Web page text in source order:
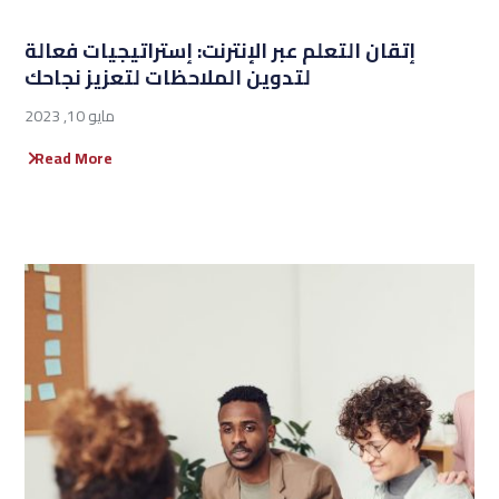
إتقان التعلم عبر الإنترنت: إستراتيجيات فعالة
لتدوين الملاحظات لتعزيز نجاحك
مايو 10, 2023
Read More